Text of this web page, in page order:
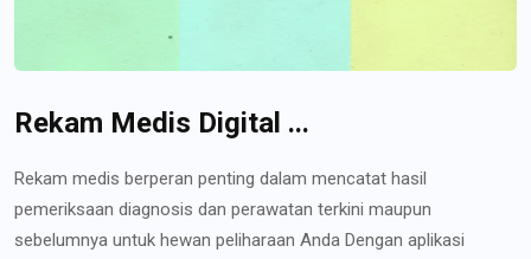
Rekam Medis Digital ...
Rekam medis berperan penting dalam mencatat hasil
pemeriksaan diagnosis dan perawatan terkini maupun
sebelumnya untuk hewan peliharaan Anda Dengan aplikasi